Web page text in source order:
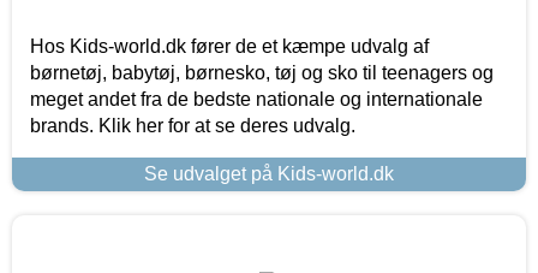
Hos Kids-world.dk fører de et kæmpe udvalg af
børnetøj, babytøj, børnesko, tøj og sko til teenagers og
meget andet fra de bedste nationale og internationale
brands. Klik her for at se deres udvalg.
Se udvalget på Kids-world.dk